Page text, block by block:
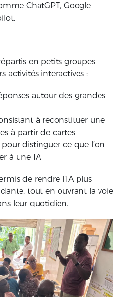
ChatGPT, Google
en petits groupes
activités interactives :
autour des grandes
à reconstituer une
à partir de cartes
distinguer ce que l’on
à une IA
de rendre l’IA plus
tout en ouvrant la voie
leur quotidien.